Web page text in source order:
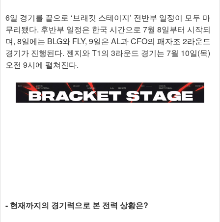
6일 경기를 끝으로 ‘브래킷 스테이지’ 전반부 일정이 모두 마
무리됐다. 후반부 일정은 한국 시간으로 7월 8일부터 시작되
며, 8일에는 BLG와 FLY, 9일은 AL과 CFO의 패자조 2라운드
경기가 진행된다. 젠지와 T1의 3라운드 경기는 7월 10일(목)
오전 9시에 펼쳐진다.
- 현재까지의 경기력으로 본 전력 상황은?